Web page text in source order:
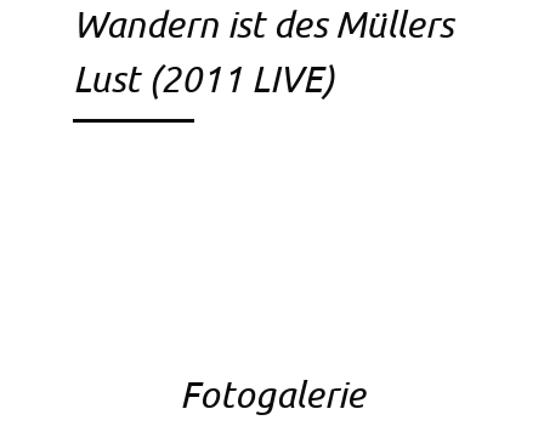
Wandern ist des Müllers
Lust (2011 LIVE)
Fotogalerie